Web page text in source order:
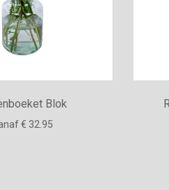
Blok
€ 32.95